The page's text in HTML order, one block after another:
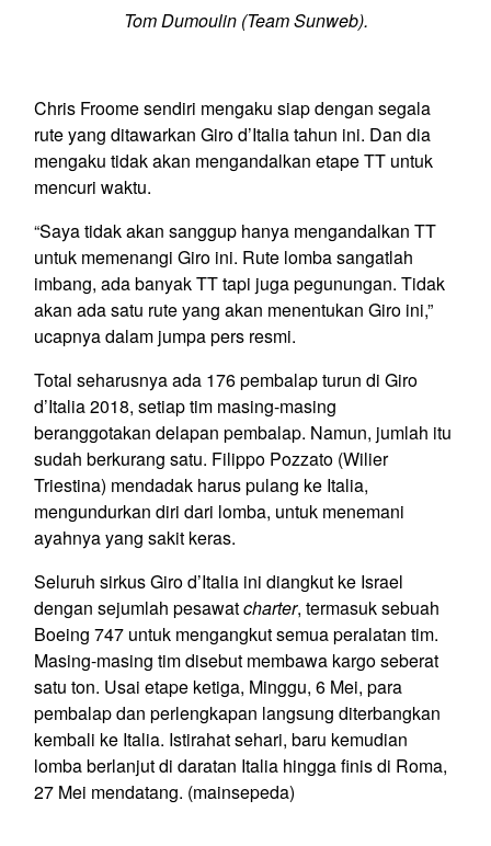
Tom Dumoulin (Team Sunweb).
Chris Froome sendiri mengaku siap dengan segala
rute yang ditawarkan Giro d’Italia tahun ini. Dan dia
mengaku tidak akan mengandalkan etape TT untuk
mencuri waktu.
“Saya tidak akan sanggup hanya mengandalkan TT
untuk memenangi Giro ini. Rute lomba sangatlah
imbang, ada banyak TT tapi juga pegunungan. Tidak
akan ada satu rute yang akan menentukan Giro ini,”
ucapnya dalam jumpa pers resmi.
Total seharusnya ada 176 pembalap turun di Giro
d’Italia 2018, setiap tim masing-masing
beranggotakan delapan pembalap. Namun, jumlah itu
sudah berkurang satu. Filippo Pozzato (Wilier
Triestina) mendadak harus pulang ke Italia,
mengundurkan diri dari lomba, untuk menemani
ayahnya yang sakit keras.
Seluruh sirkus Giro d’Italia ini diangkut ke Israel
dengan sejumlah pesawatcharter, termasuk sebuah
Boeing 747 untuk mengangkut semua peralatan tim.
Masing-masing tim disebut membawa kargo seberat
satu ton. Usai etape ketiga, Minggu, 6 Mei, para
pembalap dan perlengkapan langsung diterbangkan
kembali ke Italia. Istirahat sehari, baru kemudian
lomba berlanjut di daratan Italia hingga finis di Roma,
27 Mei mendatang. (mainsepeda)